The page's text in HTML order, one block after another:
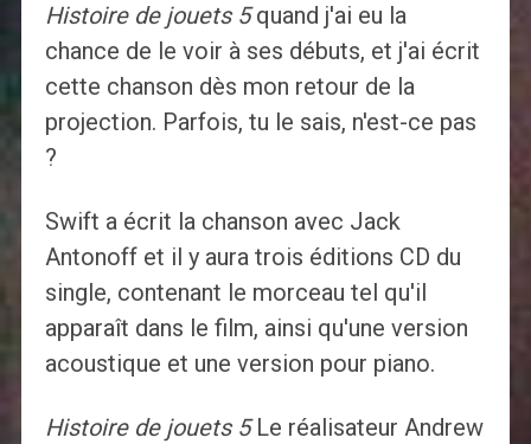
Histoire de jouets 5quand j'ai eu la
chance de le voir à ses débuts, et j'ai écrit
cette chanson dès mon retour de la
projection. Parfois, tu le sais, n'est-ce pas
?
Swift a écrit la chanson avec Jack
Antonoff et il y aura trois éditions CD du
single, contenant le morceau tel qu'il
apparaît dans le film, ainsi qu'une version
acoustique et une version pour piano.
Histoire de jouets 5Le réalisateur Andrew